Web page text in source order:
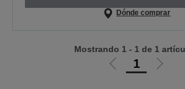
Dónde comprar
Ir
1
Ir
Mostrando 1 - 1 de 1